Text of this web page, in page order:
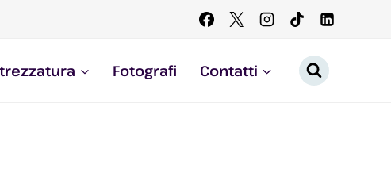
Fotografi Contatti